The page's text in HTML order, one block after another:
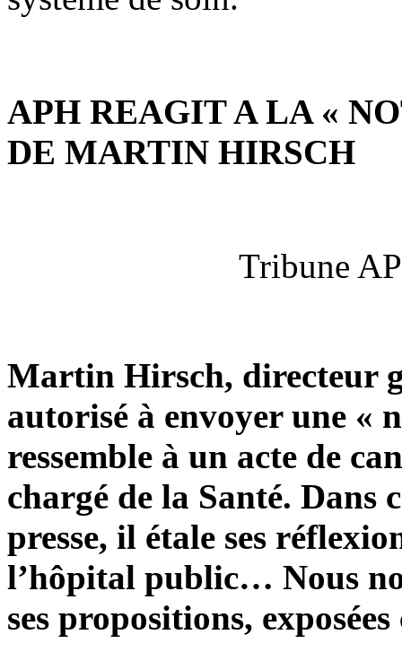
APH REAGIT A LA «
DE MARTIN HIRSCH
Tribune
Martin Hirsch, directeur
autorisé à envoyer une «
ressemble à un acte de
chargé de la Santé. Dans
presse, il étale ses
l’hôpital public… Nous
ses propositions,